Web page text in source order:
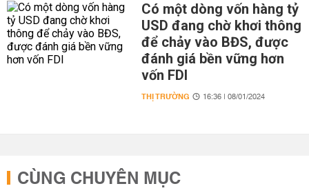
Có một dòng vốn hàng tỷ
USD đang chờ khơi thông
để chảy vào BĐS, được
đánh giá bền vững hơn
vốn FDI
THỊ TRƯỜNG 16:36 | 08/01/2024
CÙNG CHUYÊN MỤC